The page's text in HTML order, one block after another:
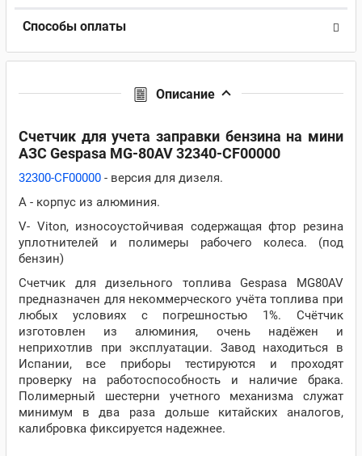
Способы оплаты
Описание
Счетчик для учета заправки бензина на мини
АЗС Gespasa MG-80AV 32340-CF00000
32300-CF00000 - версия для дизеля.
A - корпус из алюминия.
V- Viton, износоустойчивая содержащая фтор резина
уплотнителей и полимеры рабочего колеса. (под
бензин)
Счетчик для дизельного топлива Gespasa MG80AV
предназначен для некоммерческого учёта топлива при
любых условиях с погрешностью 1%. Счётчик
изготовлен из алюминия, очень надёжен и
неприхотлив при эксплуатации. Завод находиться в
Испании, все приборы тестируются и проходят
проверку на работоспособность и наличие брака.
Полимерный шестерни учетного механизма служат
минимум в два раза дольше китайских аналогов,
калибровка фиксируется надежнее.